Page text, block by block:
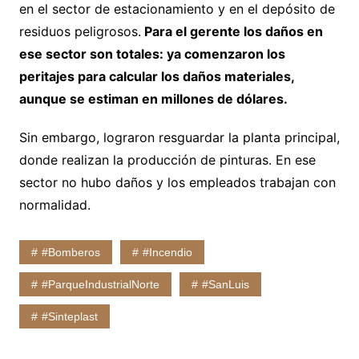
en el sector de estacionamiento y en el depósito de
residuos peligrosos. Para el gerente los daños en
ese sector son totales: ya comenzaron los
peritajes para calcular los daños materiales,
aunque se estiman en millones de dólares.
Sin embargo, lograron resguardar la planta principal,
donde realizan la producción de pinturas. En ese
sector no hubo daños y los empleados trabajan con
normalidad.
#Bomberos #Incendio
#ParqueIndustrialNorte #SanLuis
#Sinteplast